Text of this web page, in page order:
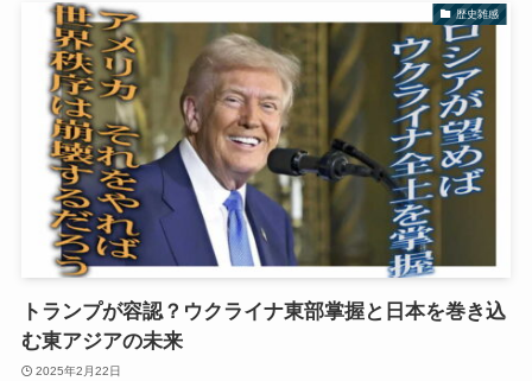
歴史雑感
トランプが容認？ウクライナ東部掌握と日本を巻き込
む東アジアの未来
2025年2月22日